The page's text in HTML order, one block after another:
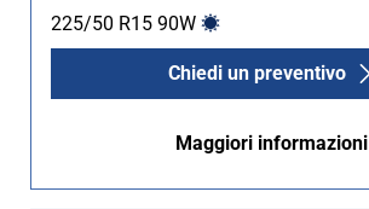
225/50 R15 90W
Chiedi un preventivo
Maggiori informazioni